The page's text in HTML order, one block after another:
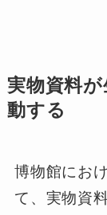
実物資料
動する
博物館にお
て、実物資